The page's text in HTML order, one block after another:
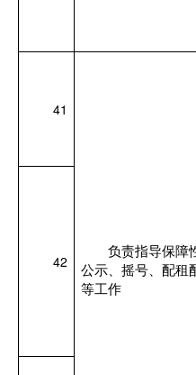
41
负责指导保障
公示、摇号、配租
等工作
42